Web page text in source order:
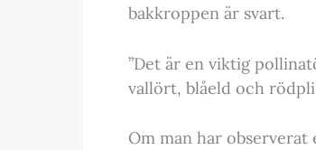
bakkroppen är svart.
”Det är en viktig
vallört, blåeld och
Om man har